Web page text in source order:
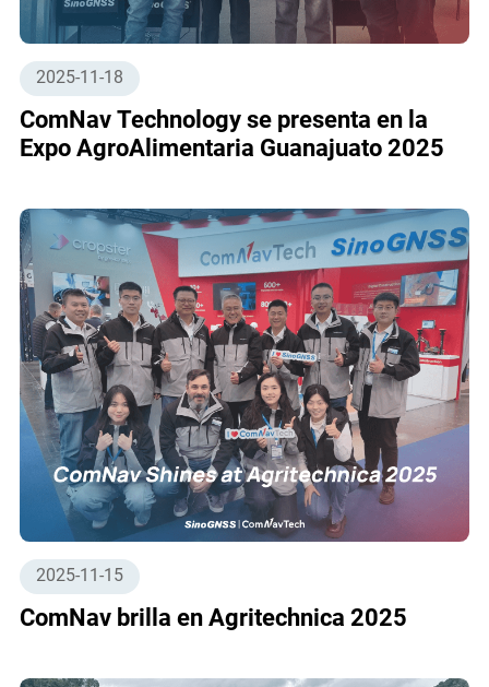
2025-11-18
ComNav Technology se presenta en la
Expo AgroAlimentaria Guanajuato 2025
2025-11-15
ComNav brilla en Agritechnica 2025